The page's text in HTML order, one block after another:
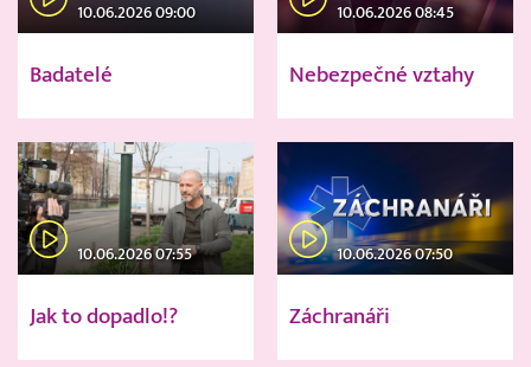
10.06.2026 09:00
Badatelé
10.06.2026 08:45
Nebezpečné vztahy
10.06.2026 07:55
Jak to dopadlo!?
10.06.2026 07:50
Záchranáři